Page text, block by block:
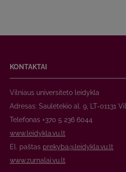
KONTAKTAI
Vilniaus universiteto leidykla
Adresas: Saulėtekio al. 9, LT-01131
Telefonas +370 5 236 6044
www.leidykla.vu.lt
El. paštas prekyba@leidykla.vu.lt
www.zurnalai.vu.lt